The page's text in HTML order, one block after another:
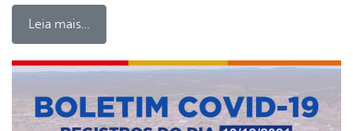
Leia mais…